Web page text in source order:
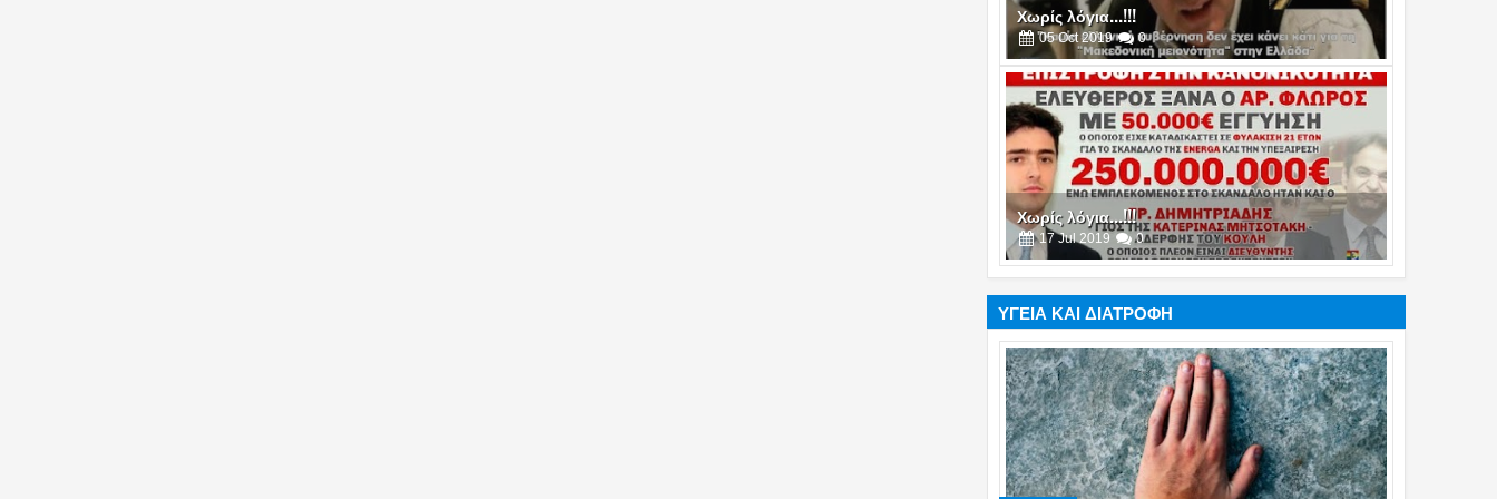
Χωρίς λόγια...!!!
05 Oct 2019 0
Χωρίς λόγια...!!!
17 Jul 2019 0
Χωρίς λόγια...!!!
16 Jul 2019 0
ΥΓΕΙΑ ΚΑΙ ΔΙΑΤΡΟΦΗ